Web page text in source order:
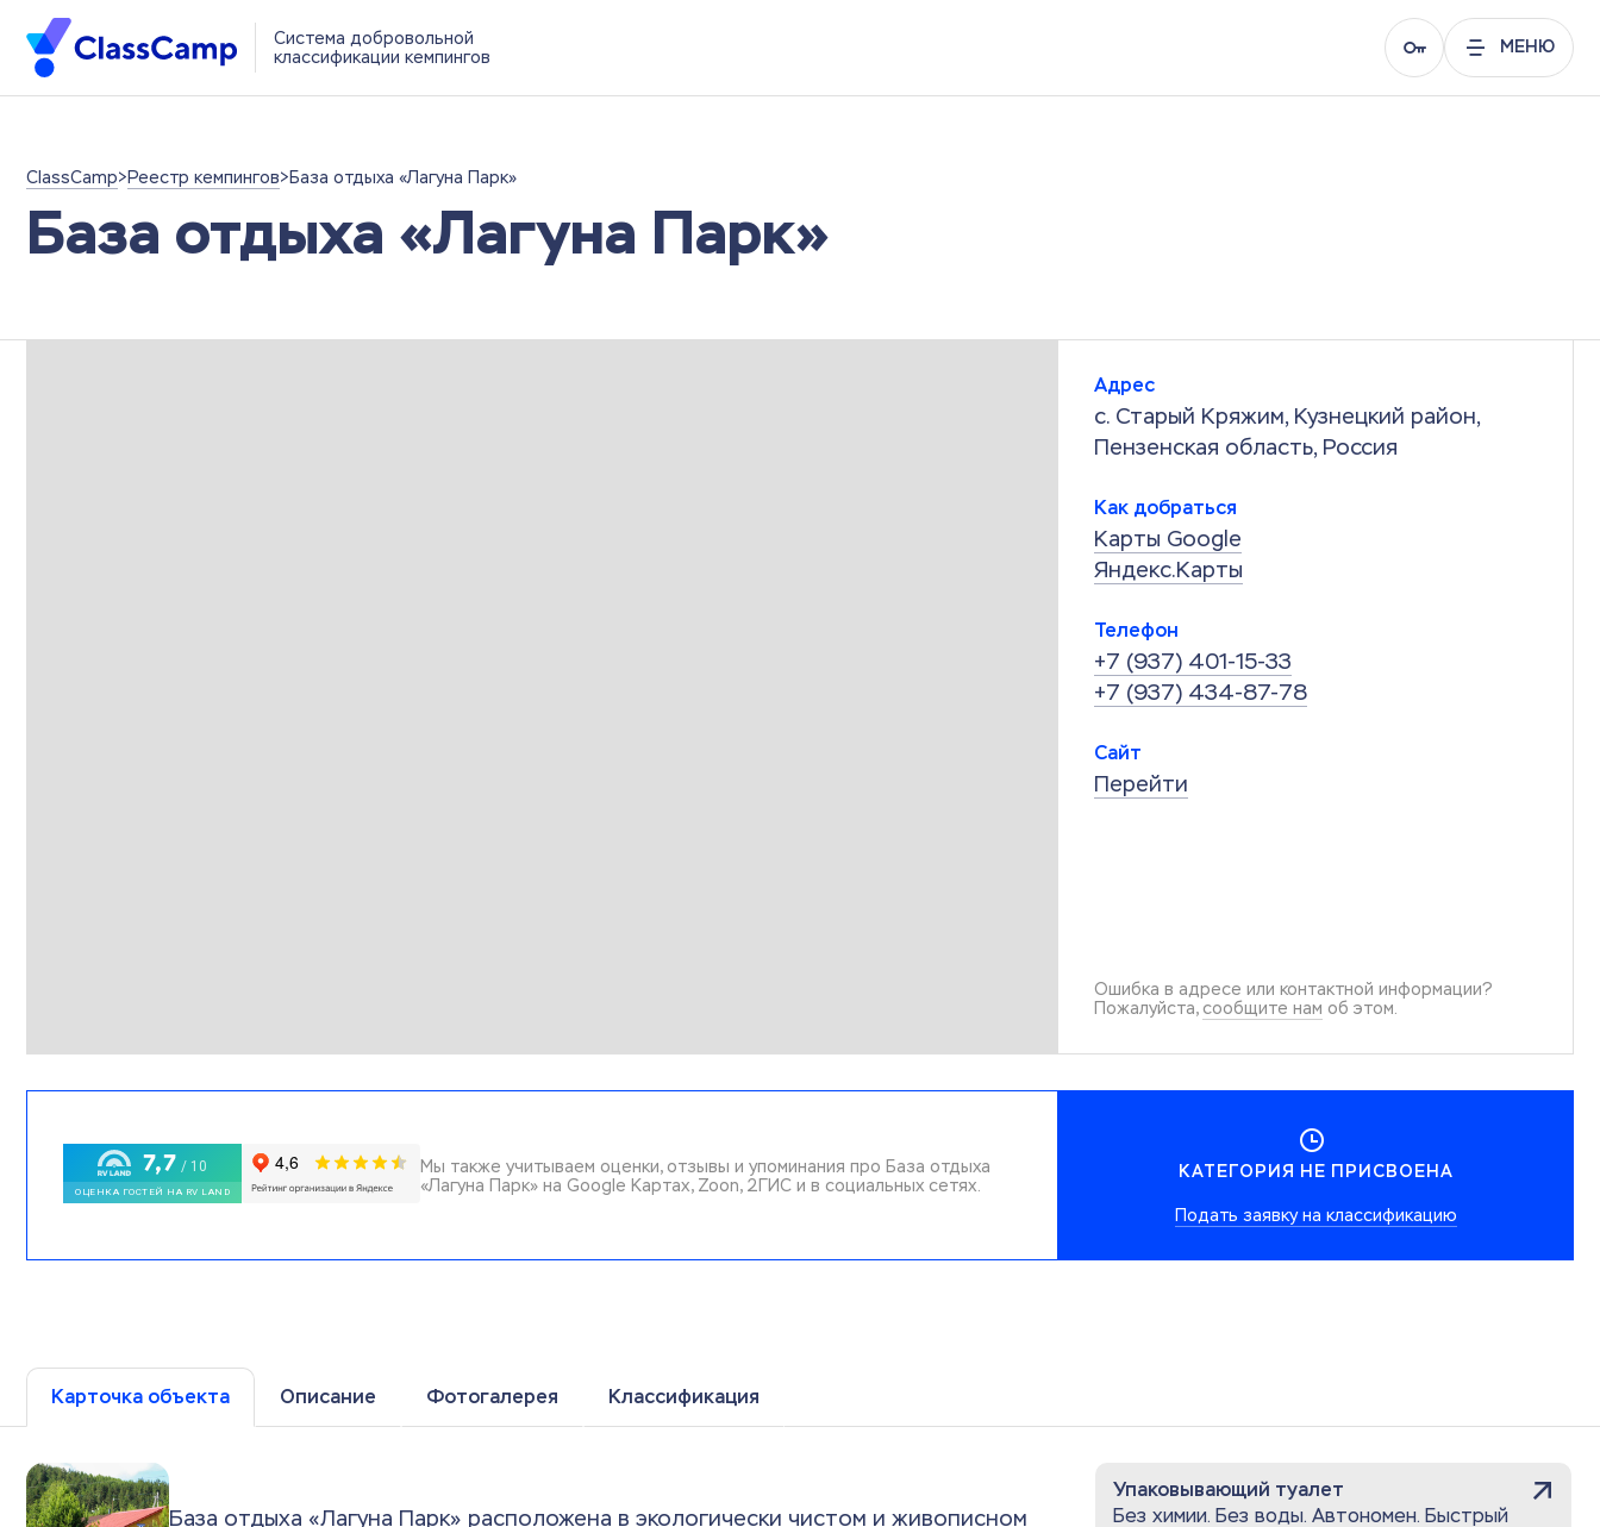
Система добровольной
классификации кемпингов
МЕНЮ
ClassCamp>Реестр кемпингов>База отдыха «Лагуна Парк»
База отдыха «Лагуна Парк»
Адрес
с. Старый Кряжим, Кузнецкий район,
Пензенская область, Россия
Как добраться
Карты Google
Яндекс.Карты
Телефон
+7 (937) 401-15-33
+7 (937) 434-87-78
Сайт
Перейти
Ошибка в адресе или контактной информации?
Пожалуйста, сообщите нам об этом.
КАТЕГОРИЯ НЕ ПРИСВОЕНА
Подать заявку на классификацию
Мы также учитываем оценки, отзывы и упоминания про База отдыха
«Лагуна Парк» на Google Картах, Zoon, 2ГИС и в социальных сетях.
Карточка объекта Описание Фотогалерея Классификация
База отдыха «Лагуна Парк» расположена в экологически чистом и живописном
Упаковывающий туалет
Без химии. Без воды. Автономен. Быстрый